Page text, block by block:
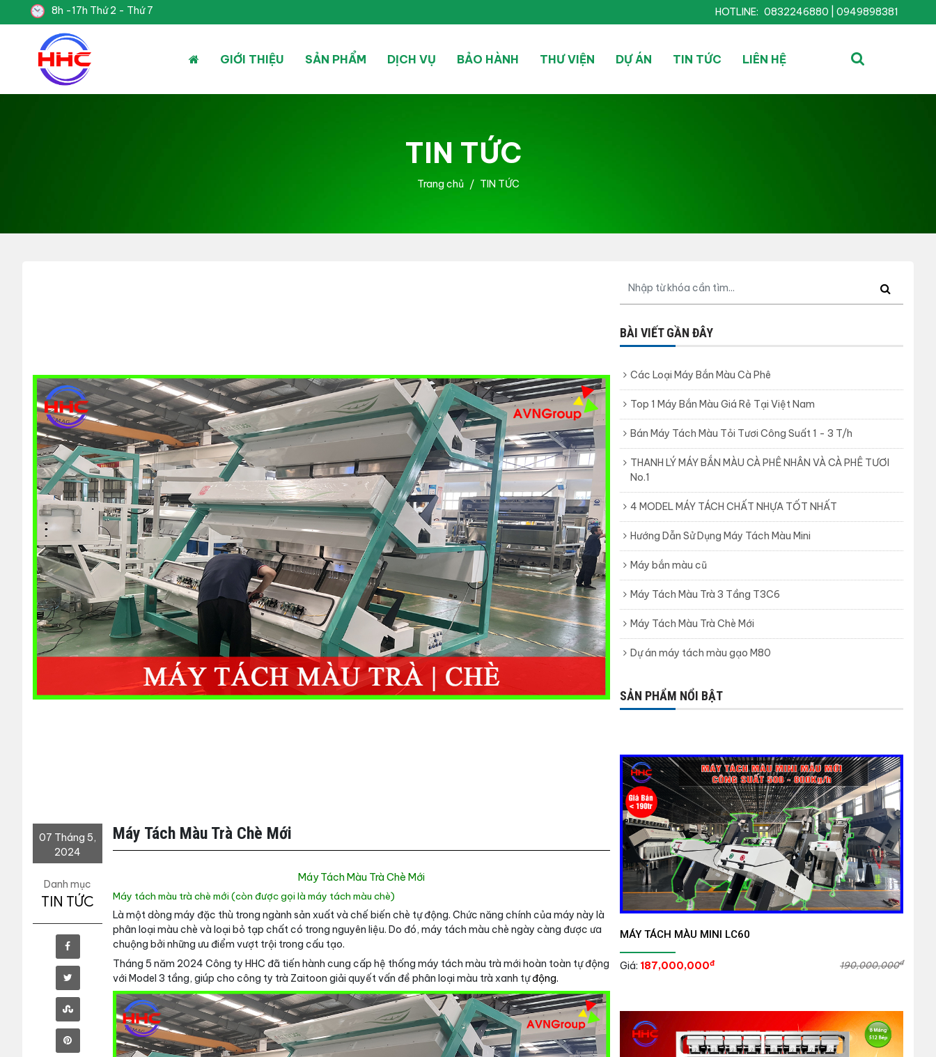
8h -17h Thứ 2 - Thứ 7 HOTLINE: 0832246880 | 0949898381
GIỚI THIỆU SẢN PHẨM DỊCH VỤ BẢO HÀNH THƯ VIỆN DỰ ÁN TIN TỨC LIÊN HỆ
TIN TỨC
Trang chủ TIN TỨC
07 Tháng 5,
2024
Danh mục
TIN TỨC
Máy Tách Màu Trà Chè Mới
Máy Tách Màu Trà Chè Mới
Máy tách màu trà chè mới (còn được gọi là máy tách màu chè)
Là một dòng máy đặc thù trong ngành sản xuất và chế biến chè tự động. Chức năng chính của máy này là
phân loại màu chè và loại bỏ tạp chất có trong nguyên liệu. Do đó, máy tách màu chè ngày càng được ưa
chuộng bởi những ưu điểm vượt trội trong cấu tạo.
Tháng 5 năm 2024 Công ty HHC đã tiến hành cung cấp hệ thống máy tách màu trà mới hoàn toàn tự động
với Model 3 tầng, giúp cho công ty trà Zaitoon giải quyết vấn đề phân loại màu trà xanh tựđộng.
BÀI VIẾT GẦN ĐÂY
Các Loại Máy Bắn Màu Cà Phê
Top 1 Máy Bắn Màu Giá Rẻ Tại Việt Nam
Bán Máy Tách Màu Tỏi Tươi Công Suất 1 - 3 T/h
THANH LÝ MÁY BẮN MÀU CÀ PHÊ NHÂN VÀ CÀ PHÊ TƯƠI
No.1
4 MODEL MÁY TÁCH CHẤT NHỰA TỐT NHẤT
Hướng Dẫn Sử Dụng Máy Tách Màu Mini
Máy bắn màu cũ
Máy Tách Màu Trà 3 Tầng T3C6
Máy Tách Màu Trà Chè Mới
Dự án máy tách màu gạo M80
SẢN PHẨM NỔI BẬT
MÁY TÁCH MÀU MINI LC60
Giá: 187,000,000đ 190,000,000đ